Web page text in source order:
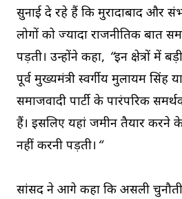
सुनाई दे रहे हैं कि मुरादाबाद और
लोगों को ज्यादा राजनीतिक बात
पड़ती। उन्होंने कहा, “इन क्षेत्रों में
पूर्व मुख्यमंत्री स्वर्गीय मुलायम
समाजवादी पार्टी के पारंपरिक
हैं। इसलिए यहां जमीन तैयार करने
नहीं करनी पड़ती। “
सांसद ने आगे कहा कि असली चुनौती